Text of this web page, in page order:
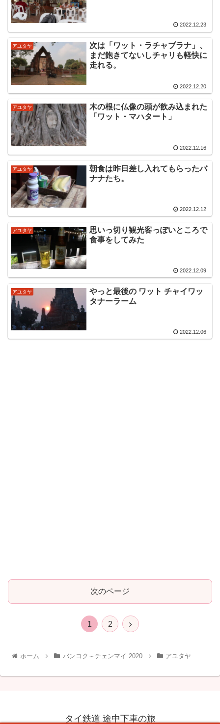
2022.12.23
アユタヤ
次は「ワット・ラチャブラナ」、
まだ飽きてないしチャリも軽快に
走れる。
2022.12.20
アユタヤ
木の根に仏像の頭が飲み込まれた
「ワット・マハタート」
2022.12.16
アユタヤ
朝食は昨日差し入れてもらったバ
ナナたち。
2022.12.12
アユタヤ
思いっ切り観光客っぽいところで
食事をしてみた
2022.12.09
アユタヤ
やっと最後の ワット チャイワッ
タナーラーム
2022.12.06
次のページ
1 2
ホーム バンコク～チェンマイ 2020 アユタヤ
タイ鉄道 途中下車の旅